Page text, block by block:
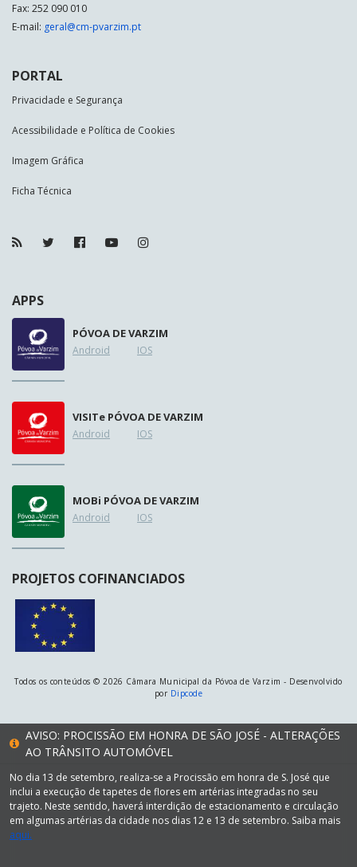
Fax: 252 090 010
E-mail: geral@cm-pvarzim.pt
PORTAL
Privacidade e Segurança
Acessibilidade e Política de Cookies
Imagem Gráfica
Ficha Técnica
APPS
PÓVOA DE VARZIM
Android IOS
VISITe PÓVOA DE VARZIM
Android IOS
MOBi PÓVOA DE VARZIM
Android IOS
PROJETOS COFINANCIADOS
Todos os conteúdos © 2026 Câmara Municipal da Póvoa de Varzim - Desenvolvido
por Dipcode
AVISO: PROCISSÃO EM HONRA DE SÃO JOSÉ - ALTERAÇÕES
AO TRÂNSITO AUTOMÓVEL
No dia 13 de setembro, realiza-se a Procissão em honra de S. José que
inclui a execução de tapetes de flores em artérias integradas no seu
trajeto. Neste sentido, haverá interdição de estacionamento e circulação
em algumas artérias da cidade nos dias 12 e 13 de setembro. Saiba mais
aqui.